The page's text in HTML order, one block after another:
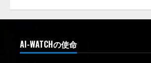
AI-WATCHの使命